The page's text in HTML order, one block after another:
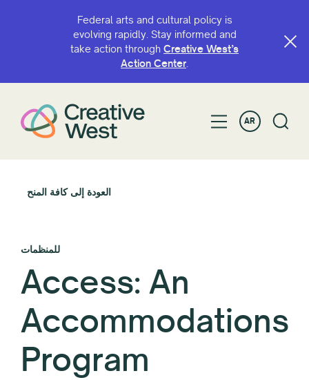
Federal arts and cultural policy is
evolving rapidly. Stay informed and
take action through Creative West’s
Action Center.
AR
العودة إلى كافة المنح
للمنظمات
Access: An
Accommodations
Program